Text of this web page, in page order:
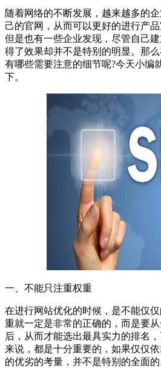
随着网络的不断发展，越来越多的
己的官网，从而可以更好的进行产
但是也有一些企业发现，尽管自己
得了效果却并不是特别的明显。那
有哪些需要注意的细节呢?今天小编
下。
一、不能只注重权重
在进行网站优化的时候，是不能仅
重就一定是非常的正确的，而是要
后，从而才能选出最具实力的排名
来说，都是十分重要的，如果仅仅
的优劣的考量，并不是特别的全面